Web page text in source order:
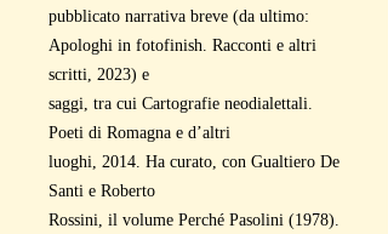
pubblicato narrativa breve (da ultimo:
Apologhi in fotofinish. Racconti e altri
scritti, 2023) e
saggi, tra cui Cartografie neodialettali.
Poeti di Romagna e d’altri
luoghi, 2014. Ha curato, con Gualtiero De
Santi e Roberto
Rossini, il volume Perché Pasolini (1978).